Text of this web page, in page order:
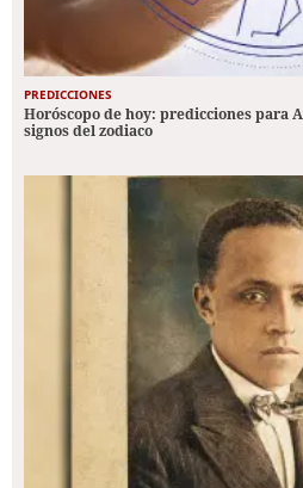
PREDICCIONES
Horóscopo de hoy: predicciones para
signos del zodiaco